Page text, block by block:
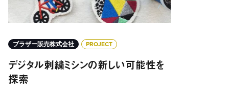
ブラザー販売株式会社 PROJECT
デジタル刺繍ミシンの新しい可能性を
探索